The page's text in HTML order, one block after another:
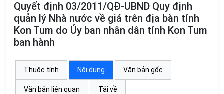
Quyết định 03/2011/QĐ-UBND Quy định
quản lý Nhà nước về giá trên địa bàn tỉnh
Kon Tum do Ủy ban nhân dân tỉnh Kon Tum
ban hành
Thuộc tính Nội dung Văn bản gốc
Văn bản liên quan Tải về